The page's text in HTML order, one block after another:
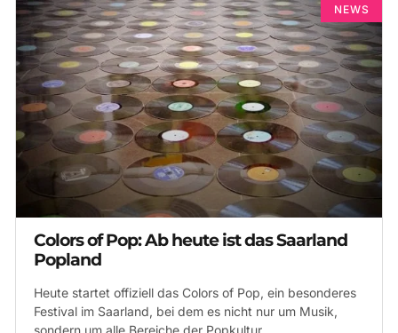
NEWS
Colors of Pop: Ab heute ist das Saarland
Popland
Heute startet offiziell das Colors of Pop, ein besonderes
Festival im Saarland, bei dem es nicht nur um Musik,